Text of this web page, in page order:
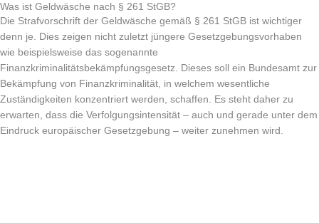
Was ist Geldwäsche nach § 261 StGB?
Die Strafvorschrift der Geldwäsche gemäß § 261 StGB ist wichtiger
denn je. Dies zeigen nicht zuletzt jüngere Gesetzgebungsvorhaben
wie beispielsweise das sogenannte
Finanzkriminalitätsbekämpfungsgesetz. Dieses soll ein Bundesamt zur
Bekämpfung von Finanzkriminalität, in welchem wesentliche
Zuständigkeiten konzentriert werden, schaffen. Es steht daher zu
erwarten, dass die Verfolgungsintensität – auch und gerade unter dem
Eindruck europäischer Gesetzgebung – weiter zunehmen wird.